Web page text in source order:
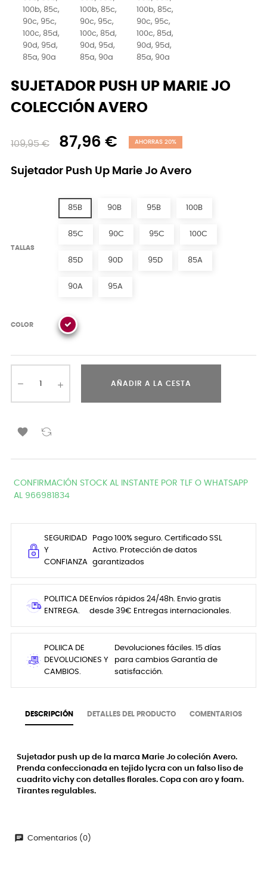
SUJETADOR PUSH UP MARIE JO
COLECCIÓN AVERO
109,95 € 87,96 € AHORRAS 20%
Sujetador Push Up Marie Jo Avero
TALLAS
85B 90B 95B 100B
85C 90C 95C 100C
85D 90D 95D 85A
90A 95A
COLOR
AÑADIR A LA CESTA

CONFIRMACIÓN STOCK AL INSTANTE POR TLF O WHATSAPP
AL 966981834
SEGURIDAD
Y
CONFIANZA
Pago 100% seguro. Certificado SSL
Activo. Protección de datos
garantizados
POLITICA DE
ENTREGA.
Envíos rápidos 24/48h. Envio gratis
desde 39€ Entregas internacionales.
POLIICA DE
DEVOLUCIONES Y
CAMBIOS.
Devoluciones fáciles. 15 días
para cambios Garantía de
satisfacción.
DESCRIPCIÓN DETALLES DEL PRODUCTO COMENTARIOS
Sujetador push up de la marca Marie Jo coleción Avero.
Prenda confeccionada en tejido lycra con un falso liso de
cuadrito vichy con detalles florales. Copa con aro y foam.
Tirantes regulables.
chat Comentarios (0)